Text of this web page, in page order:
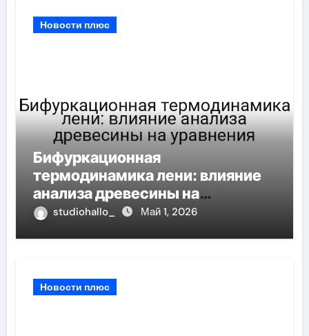
Новости плюс
Бифуркационная
термодинамика лени: влияние
анализа древесины на
уравнения
studiohallo_ Май 1, 2026
Новости плюс